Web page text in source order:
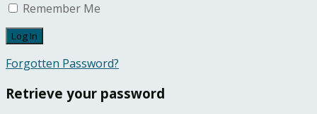
Remember Me
Forgotten Password?
Retrieve your password